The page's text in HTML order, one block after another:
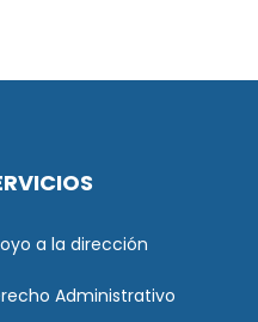
a la dirección
Administrativo